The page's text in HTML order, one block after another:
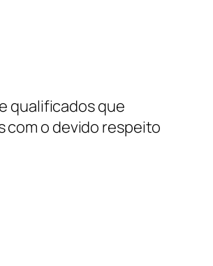
qualificados que
com o devido respeito